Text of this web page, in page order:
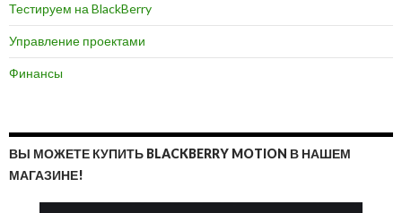
Тестируем на BlackBerry
Управление проектами
Финансы
ВЫ МОЖЕТЕ КУПИТЬ BLACKBERRY MOTION В НАШЕМ
МАГАЗИНЕ!